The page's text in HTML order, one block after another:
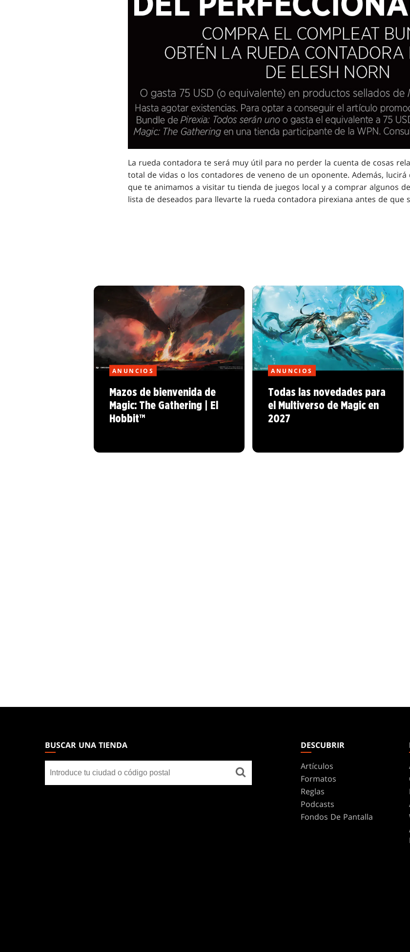
La rueda contadora te será muy útil para no perder la cuenta de cosas
total de vidas o los contadores de veneno de un oponente. Además, lucirá
que te animamos a visitar tu tienda de juegos local y a comprar algunos
lista de deseados para llevarte la rueda contadora pirexiana antes de que
ANUNCIOS
Mazos de bienvenida de
Magic: The Gathering | El
Hobbit™
ANUNCIOS
Todas las novedades para
el Multiverso de Magic en
2027
GATHERINGBUSCAR UNA TIENDA
una
tienda
DESCUBRIR
Artículos
Formatos
Reglas
Podcasts
Fondos De Pantalla